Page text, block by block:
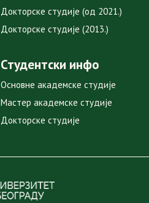
Докторске студије (од 2021.)
Докторске студије (2013.)
Студентски инфо
Основне академске студије
Мастер академске студије
Докторске студије